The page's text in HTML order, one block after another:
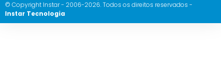
© Copyright Instar - 2006-2026. Todos os direitos reservados -
Instar Tecnologia